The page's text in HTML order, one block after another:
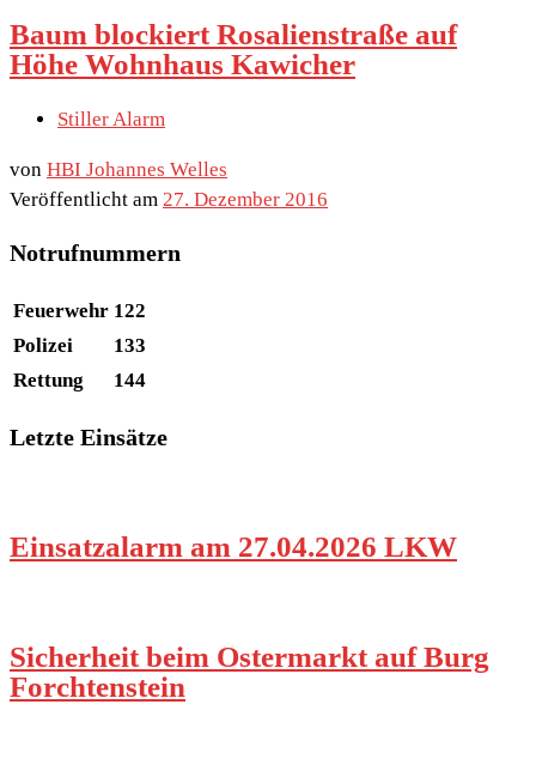
Baum blockiert Rosalienstraße auf
Höhe Wohnhaus Kawicher
Stiller Alarm
von HBI Johannes Welles
Veröffentlicht am 27. Dezember 2016
Notrufnummern
Feuerwehr 122
Polizei
133
Rettung
144
Letzte Einsätze
Einsatzalarm am 27.04.2026 LKW
Sicherheit beim Ostermarkt auf Burg
Forchtenstein